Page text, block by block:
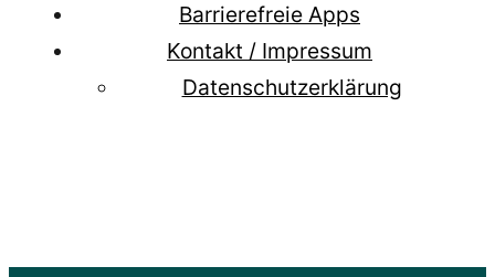
Barrierefreie Apps
Kontakt / Impressum
Datenschutzerklärung